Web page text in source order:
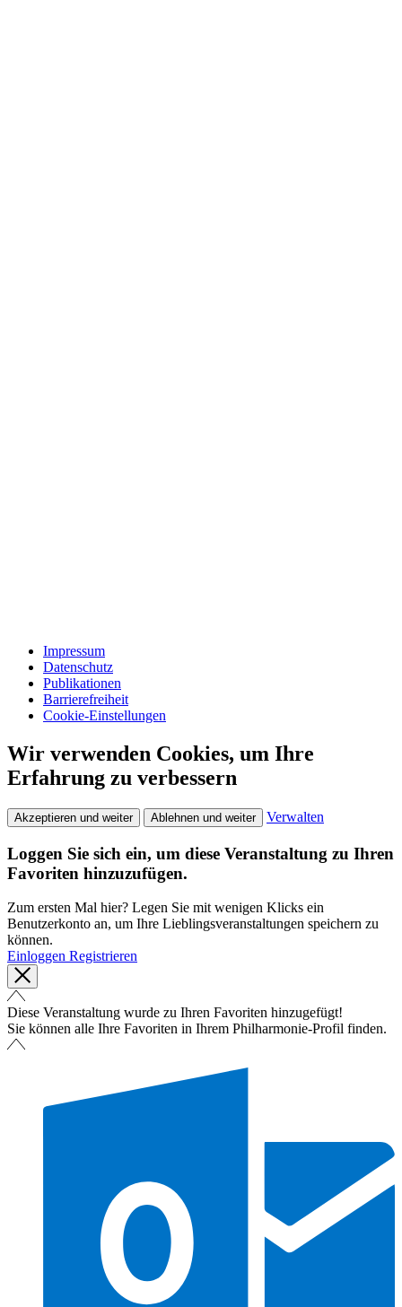
Impressum
Datenschutz
Publikationen
Barrierefreiheit
Cookie-Einstellungen
Wir verwenden Cookies, um Ihre
Erfahrung zu verbessern
Akzeptieren und weiter Ablehnen und weiter Verwalten
Loggen Sie sich ein, um diese Veranstaltung zu Ihren
Favoriten hinzuzufügen.
Zum ersten Mal hier? Legen Sie mit wenigen Klicks ein
Benutzerkonto an, um Ihre Lieblingsveranstaltungen speichern zu
können.
Einloggen Registrieren
Diese Veranstaltung wurde zu Ihren Favoriten hinzugefügt!
Sie können alle Ihre Favoriten in Ihrem Philharmonie-Profil finden.